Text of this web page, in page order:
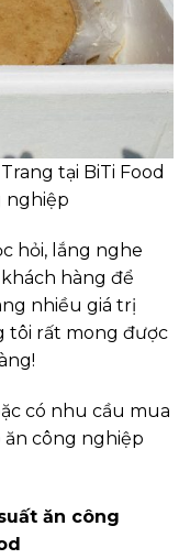
tại BiTi Food
nghiệp
hỏi, lắng nghe
hàng để
nhiều giá trị
tôi rất mong được
có nhu cầu mua
ăn công nghiệp
ăn công